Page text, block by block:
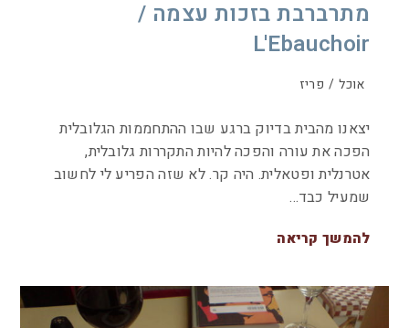
מתרברבת בזכות עצמה /
L'Ebauchoir
אוכל / פריז
יצאנו מהבית בדיוק ברגע שבו ההתחממות הגלובלית
הפכה את עורה והפכה להיות התקררות גלובלית,
אטרנלית ופטאלית. היה קר. לא שזה הפריע לי לחשוב
שמעיל כבד…
להמשך קריאה